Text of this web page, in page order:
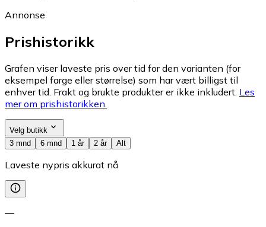
Annonse
Prishistorikk
Grafen viser laveste pris over tid for den varianten (for
eksempel farge eller størrelse) som har vært billigst til
enhver tid. Frakt og brukte produkter er ikke inkludert. Les
mer om prishistorikken.
Velg butikk
3 mnd
6 mnd 1 år 2 år Alt
Laveste nypris akkurat nå
—